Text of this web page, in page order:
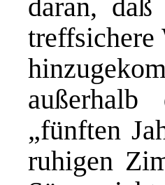
daran,
treffsichere
„fünften
ruhigen